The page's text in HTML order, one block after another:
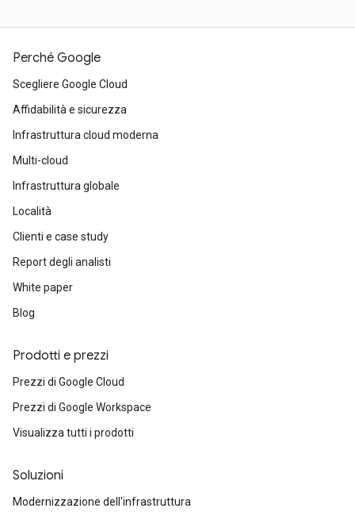
Perché Google
Scegliere Google Cloud
Affidabilità e sicurezza
Infrastruttura cloud moderna
Multi-cloud
Infrastruttura globale
Località
Clienti e case study
Report degli analisti
White paper
Blog
Prodotti e prezzi
Prezzi di Google Cloud
Prezzi di Google Workspace
Visualizza tutti i prodotti
Soluzioni
Modernizzazione dell'infrastruttura